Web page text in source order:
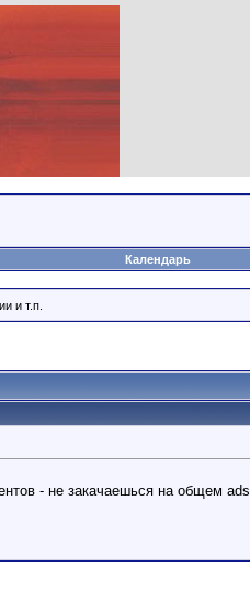
Календарь
и т.п.
- не закачаешься на общем